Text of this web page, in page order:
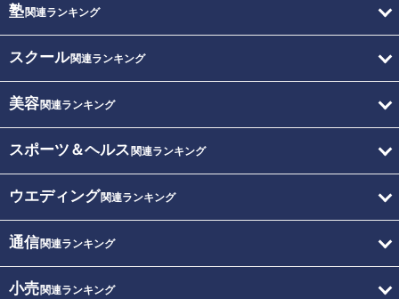
塾関連ランキング
スクール関連ランキング
美容関連ランキング
スポーツ＆ヘルス 関連ランキング
ウエディング関連ランキング
通信関連ランキング
小売関連ランキング